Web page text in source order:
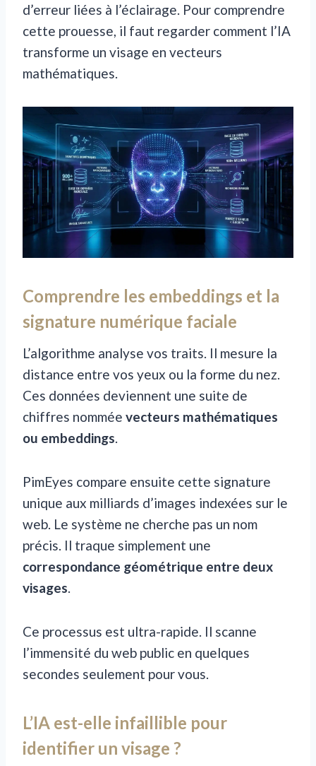
d’erreur liées à l’éclairage. Pour comprendre
cette prouesse, il faut regarder comment l’IA
transforme un visage en vecteurs
mathématiques.
Comprendre les embeddings et la
signature numérique faciale
L’algorithme analyse vos traits. Il mesure la
distance entre vos yeux ou la forme du nez.
Ces données deviennent une suite de
chiffres nommée vecteurs mathématiques
ou embeddings.
PimEyes compare ensuite cette signature
unique aux milliards d’images indexées sur le
web. Le système ne cherche pas un nom
précis. Il traque simplement une
correspondance géométrique entre deux
visages.
Ce processus est ultra-rapide. Il scanne
l’immensité du web public en quelques
secondes seulement pour vous.
L’IA est-elle infaillible pour
identifier un visage ?